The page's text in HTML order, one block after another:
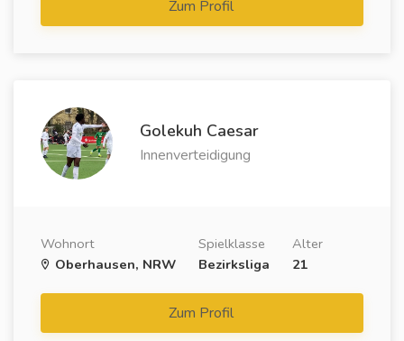
Zum Profil
Golekuh Caesar
Innenverteidigung
Wohnort
Oberhausen, NRW
Spielklasse
Bezirksliga
Alter
21
Zum Profil